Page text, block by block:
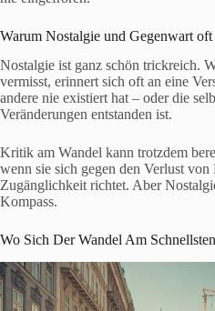
Warum Nostalgie und Gegenwart
Nostalgie ist ganz schön trickreich.
vermisst, erinnert sich oft an eine
andere nie existiert hat – oder die
Veränderungen entstanden ist.
Kritik am Wandel kann trotzdem
wenn sie sich gegen den Verlust
Zugänglichkeit richtet. Aber
Kompass.
Wo Sich Der Wandel Am